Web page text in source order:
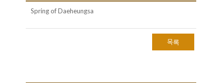
Spring of Daeheungsa
목록